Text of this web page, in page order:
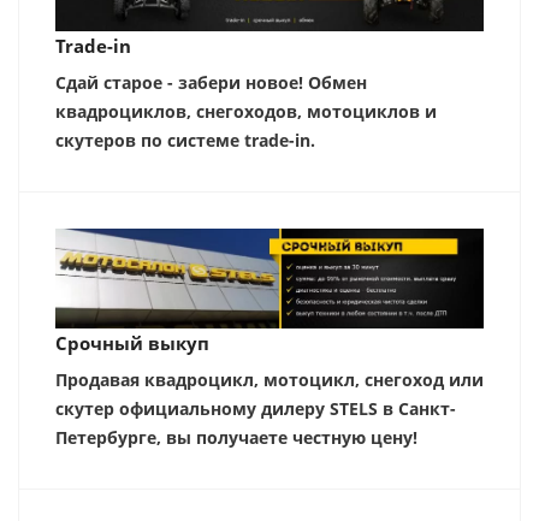
Trade-in
Сдай старое - забери новое! Обмен
квадроциклов, снегоходов, мотоциклов и
скутеров по системе trade-in.
Срочный выкуп
Продавая квадроцикл, мотоцикл, снегоход или
скутер официальному дилеру STELS в Санкт-
Петербурге, вы получаете честную цену!